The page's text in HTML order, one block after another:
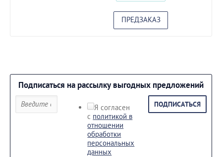
ПРЕДЗАКАЗ
Подписаться на рассылку выгодных предложений
Я согласен
с политикой в
отношении
обработки
персональных
данных
ПОДПИСАТЬСЯ